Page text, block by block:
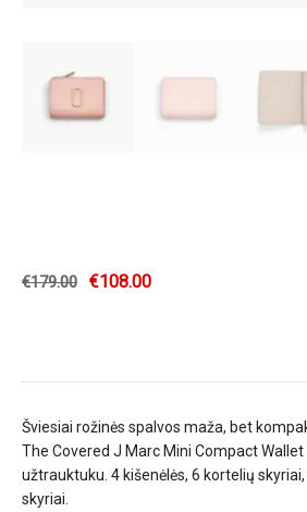
€179.00 €108.00
Šviesiai rožinės spalvos maža, bet
The Covered J Marc Mini Compact Wallet
užtrauktuku. 4 kišenėlės, 6 kortelių
skyriai.